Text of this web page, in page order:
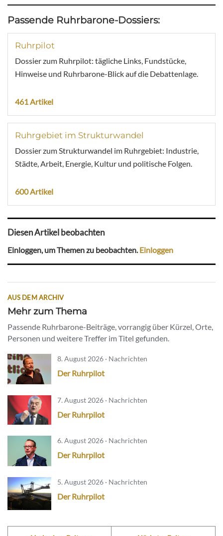
Passende Ruhrbarone-Dossiers:
Ruhrpilot
Dossier zum Ruhrpilot: tägliche Links, Fundstücke,
Hinweise und Ruhrbarone-Blick auf die Debattenlage.
461 Artikel
Ruhrgebiet im Strukturwandel
Dossier zum Strukturwandel im Ruhrgebiet: Industrie,
Städte, Arbeit, Energie, Kultur und politische Folgen.
600 Artikel
Diesen Artikel beobachten
Einloggen, um Themen zu beobachten.Einloggen
AUS DEM ARCHIV
Mehr zum Thema
Passende Ruhrbarone-Beiträge, vorrangig über Kürzel, Orte,
Personen und weitere Treffer im Titel gefunden.
8. August 2026 · Nachrichten
Der Ruhrpilot
7. August 2026 · Nachrichten
Der Ruhrpilot
6. August 2026 · Nachrichten
Der Ruhrpilot
5. August 2026 · Nachrichten
Der Ruhrpilot